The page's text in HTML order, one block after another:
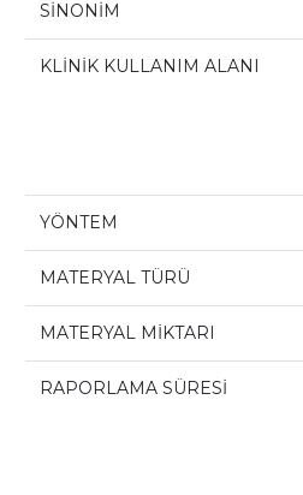
SİNONİM
KLİNİK KULLANIM ALANI
YÖNTEM
MATERYAL TÜRÜ
MATERYAL MİKTARI
RAPORLAMA SÜRESİ